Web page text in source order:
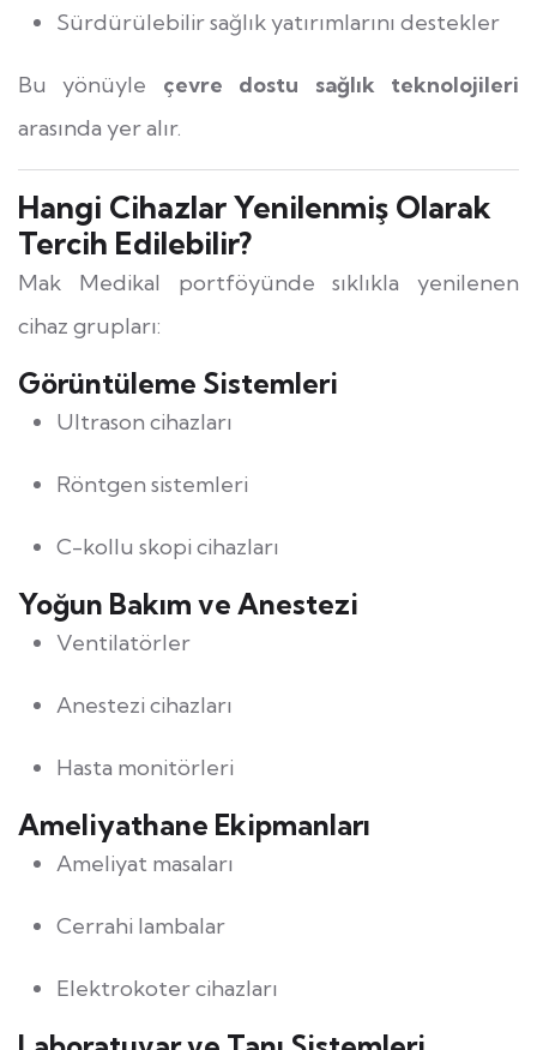
Sürdürülebilir sağlık yatırımlarını destekler
Bu yönüyle çevre dostu sağlık teknolojileri
arasında yer alır.
Hangi Cihazlar Yenilenmiş Olarak
Tercih Edilebilir?
Mak Medikal portföyünde sıklıkla yenilenen
cihaz grupları:
Görüntüleme Sistemleri
Ultrason cihazları
Röntgen sistemleri
C-kollu skopi cihazları
Yoğun Bakım ve Anestezi
Ventilatörler
Anestezi cihazları
Hasta monitörleri
Ameliyathane Ekipmanları
Ameliyat masaları
Cerrahi lambalar
Elektrokoter cihazları